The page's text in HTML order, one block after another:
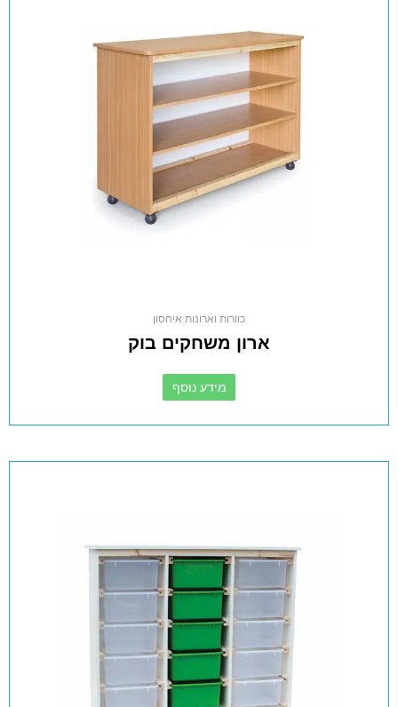
כוורות וארונות איחסון
ארון משחקים בוק
מידע נוסף